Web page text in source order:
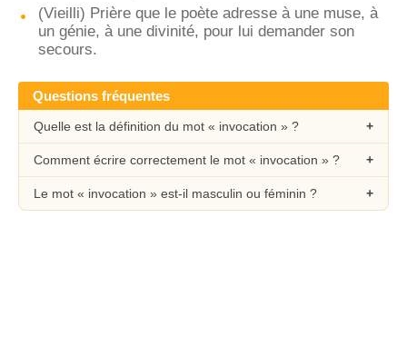
(Vieilli) Prière que le poète adresse à une muse, à
un génie, à une divinité, pour lui demander son
secours.
Questions fréquentes
Quelle est la définition du mot « invocation » ?
Comment écrire correctement le mot « invocation » ?
Le mot « invocation » est-il masculin ou féminin ?